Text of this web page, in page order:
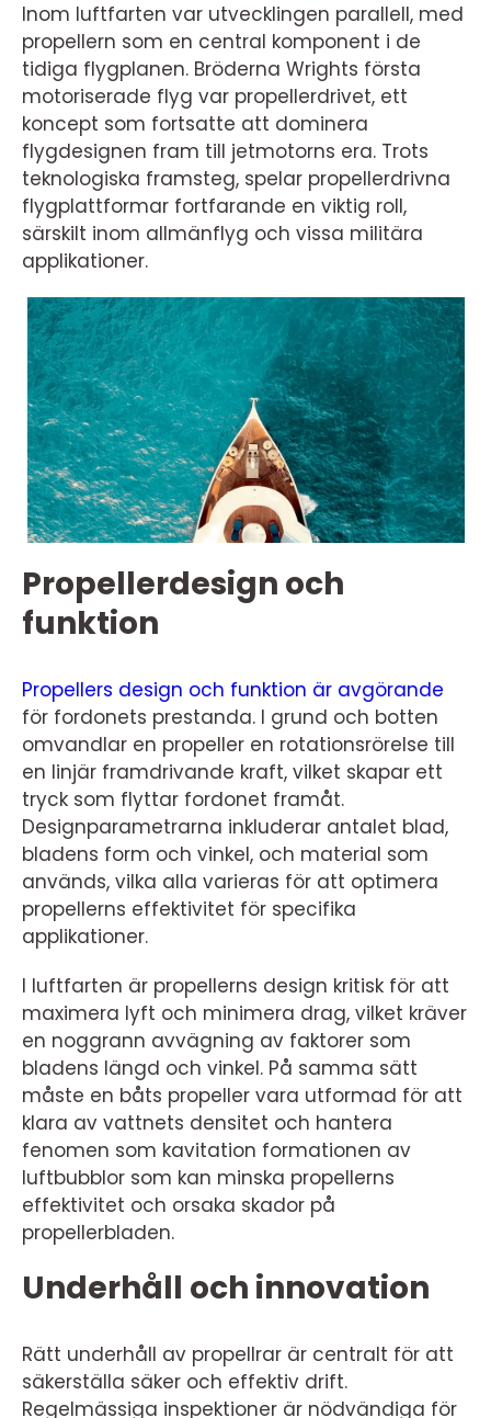
Inom luftfarten var utvecklingen parallell, med
propellern som en central komponent i de
tidiga flygplanen. Bröderna Wrights första
motoriserade flyg var propellerdrivet, ett
koncept som fortsatte att dominera
flygdesignen fram till jetmotorns era. Trots
teknologiska framsteg, spelar propellerdrivna
flygplattformar fortfarande en viktig roll,
särskilt inom allmänflyg och vissa militära
applikationer.
Propellerdesign och
funktion
Propellers design och funktion är avgörande
för fordonets prestanda. I grund och botten
omvandlar en propeller en rotationsrörelse till
en linjär framdrivande kraft, vilket skapar ett
tryck som flyttar fordonet framåt.
Designparametrarna inkluderar antalet blad,
bladens form och vinkel, och material som
används, vilka alla varieras för att optimera
propellerns effektivitet för specifika
applikationer.
I luftfarten är propellerns design kritisk för att
maximera lyft och minimera drag, vilket kräver
en noggrann avvägning av faktorer som
bladens längd och vinkel. På samma sätt
måste en båts propeller vara utformad för att
klara av vattnets densitet och hantera
fenomen som kavitation formationen av
luftbubblor som kan minska propellerns
effektivitet och orsaka skador på
propellerbladen.
Underhåll och innovation
Rätt underhåll av propellrar är centralt för att
säkerställa säker och effektiv drift.
Regelmässiga inspektioner är nödvändiga för